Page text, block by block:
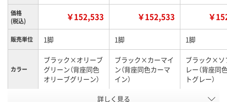
価格
(税込)
￥152,533 ￥152,533 ￥
販売単位 1脚 1脚 1脚
カラー
ブラック×オリーブ
グリーン（背座同色
オリーブグリーン）
ブラック×カーマイ
ン（背座同色カーマ
イン）
ブラック×ソ
レー（背座同
トグレー）
詳しく見る